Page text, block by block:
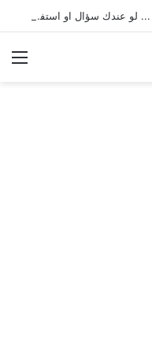
نتشرف بتلقي طلباتكم و استفسارتكم ... لو عندك سؤال او استفسار ماتدرددش فى طلب المساعدة